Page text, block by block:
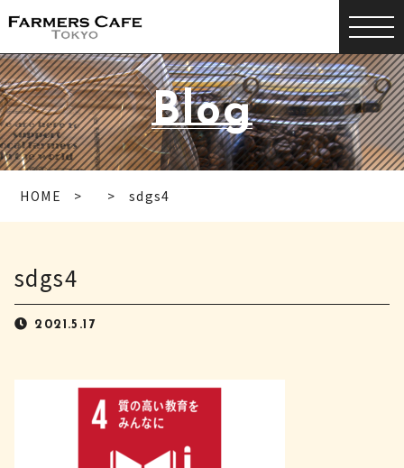
Blog
HOME sdgs4
sdgs4
2021.5.17